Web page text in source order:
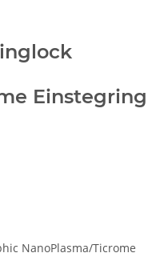
Einstegring
NanoPlasma/Ticrome